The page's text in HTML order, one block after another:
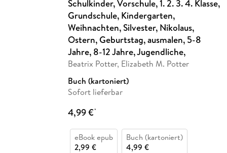
Schulkinder, Vorschule, 1. 2. 3. 4. Klasse,
Grundschule, Kindergarten,
Weihnachten, Silvester, Nikolaus,
Ostern, Geburtstag, ausmalen, 5-8
Jahre, 8-12 Jahre, Jugendliche,
Beatrix Potter, Elizabeth M. Potter
Buch (kartoniert)
Sofort lieferbar
4,99 €*
eBook epub
2,99 €
Buch (kartoniert)
4,99 €